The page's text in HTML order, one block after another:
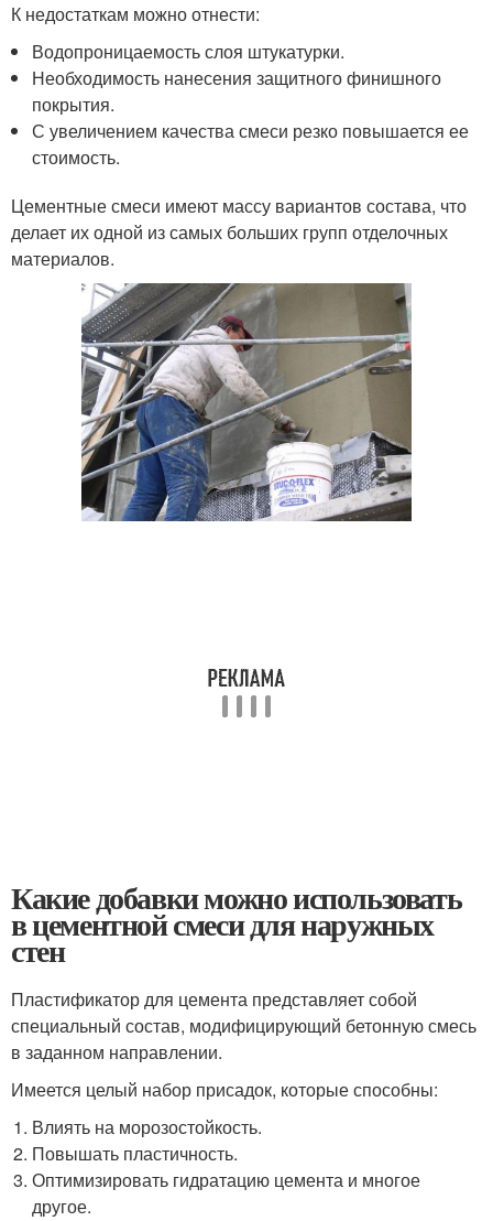
К недостаткам можно отнести:
Водопроницаемость слоя штукатурки.
Необходимость нанесения защитного финишного
покрытия.
С увеличением качества смеси резко повышается ее
стоимость.
Цементные смеси имеют массу вариантов состава, что
делает их одной из самых больших групп отделочных
материалов.
Какие добавки можно использовать
в цементной смеси для наружных
стен
Пластификатор для цемента представляет собой
специальный состав, модифицирующий бетонную смесь
в заданном направлении.
Имеется целый набор присадок, которые способны:
Влиять на морозостойкость.
Повышать пластичность.
Оптимизировать гидратацию цемента и многое
другое.